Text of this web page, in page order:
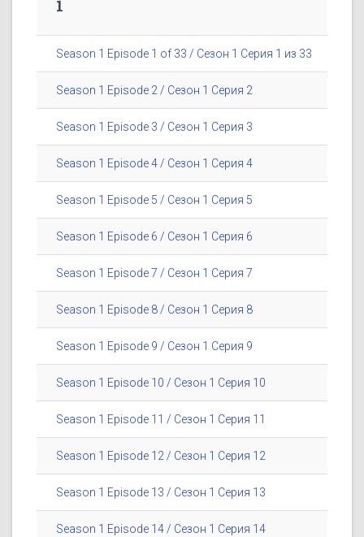
1
Season 1 Episode 1 of 33 / Сезон 1 Серия 1 из 33
Season 1 Episode 2 / Сезон 1 Серия 2
Season 1 Episode 3 / Сезон 1 Серия 3
Season 1 Episode 4 / Сезон 1 Серия 4
Season 1 Episode 5 / Сезон 1 Серия 5
Season 1 Episode 6 / Сезон 1 Серия 6
Season 1 Episode 7 / Сезон 1 Серия 7
Season 1 Episode 8 / Сезон 1 Серия 8
Season 1 Episode 9 / Сезон 1 Серия 9
Season 1 Episode 10 / Сезон 1 Серия 10
Season 1 Episode 11 / Сезон 1 Серия 11
Season 1 Episode 12 / Сезон 1 Серия 12
Season 1 Episode 13 / Сезон 1 Серия 13
Season 1 Episode 14 / Сезон 1 Серия 14